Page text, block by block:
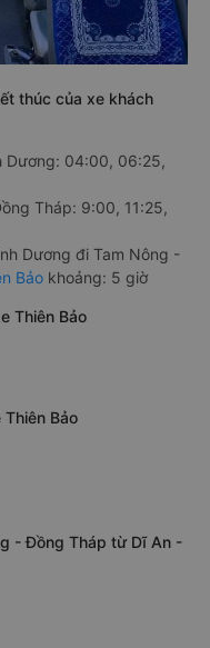
thúc của xe khách
Dương: 04:00, 06:25,
Tháp: 9:00, 11:25,
Dương đi Tam Nông -
Bảo khoảng: 5 giờ
Thiên Bảo
Bảo
- Đồng Tháp từ Dĩ An -